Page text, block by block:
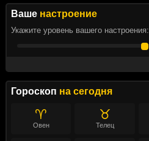
Ваше настроение
Укажите уровень вашего настроения:
Гороскоп на сегодня
♈
Овен
♉
Телец